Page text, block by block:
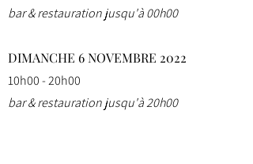
bar & restauration jusqu'à 00h00
DIMANCHE 6 NOVEMBRE 2022
10h00 - 20h00
bar & restauration jusqu'à 20h00